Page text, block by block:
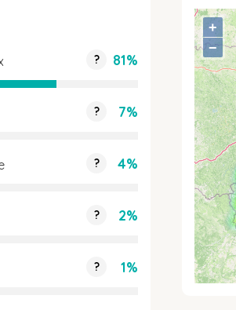
? 81%
? 7%
? 4%
? 2%
? 1%
+
−